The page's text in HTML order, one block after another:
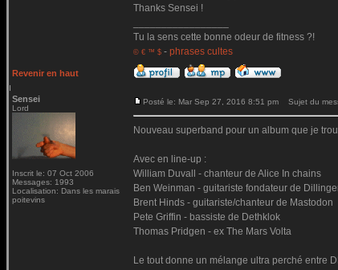
Thanks Sensei !
Tu la sens cette bonne odeur de fitness ?!
© € ™ $ - phrases cultes
Revenir en haut
Sensei
Lord
Inscrit le: 07 Oct 2006
Messages: 1993
Localisation: Dans les marais
poitevins
Posté le: Mar Sep 27, 2016 8:51 pm Sujet du
Nouveau superband pour un album que je
Avec en line-up :
William Duvall - chanteur de Alice In chains
Ben Weinman - guitariste fondateur de
Brent Hinds - guitariste/chanteur de Mastodon
Pete Griffin - bassiste de Dethklok
Thomas Pridgen - ex The Mars Volta
Le tout donne un mélange ultra perché entre